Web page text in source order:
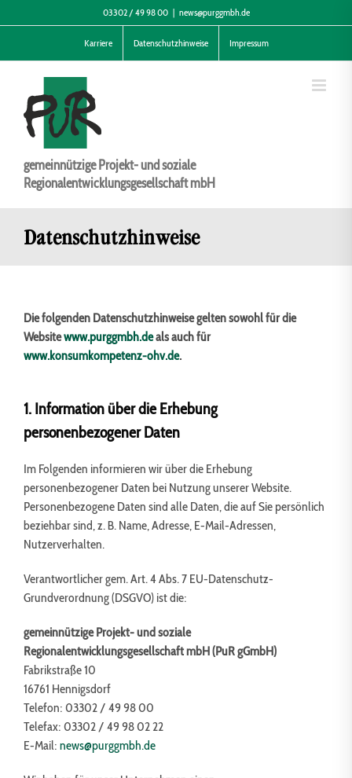
Inhalt
03302 / 49 98 00 | news@purggmbh.de
Karriere Datenschutzhinweise Impressum
gemeinnützige Projekt- und soziale
Regionalentwicklungsgesellschaft mbH
Datenschutzhinweise
Die folgenden Datenschutzhinweise gelten sowohl für die
Websitewww.purggmbh.deals auch für
www.konsumkompetenz-ohv.de.
1. Information über die Erhebung
personenbezogener Daten
Im Folgenden informieren wir über die Erhebung
personenbezogener Daten bei Nutzung unserer Website.
Personenbezogene Daten sind alle Daten, die auf Sie persönlich
beziehbar sind, z. B. Name, Adresse, E-Mail-Adressen,
Nutzerverhalten.
Verantwortlicher gem. Art. 4 Abs. 7 EU-Datenschutz-
Grundverordnung (DSGVO) ist die:
gemeinnützige Projekt- und soziale
Regionalentwicklungsgesellschaft mbH(PuR gGmbH)
Fabrikstraße 10
16761 Hennigsdorf
Telefon: 03302 / 49 98 00
Telefax: 03302 / 49 98 02 22
E-Mail: news@purggmbh.de